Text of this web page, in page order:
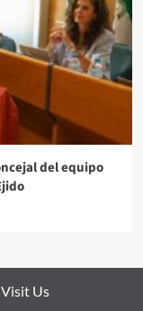
del equipo
Visit Us